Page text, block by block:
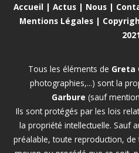
Accueil | Actus| Nous|
Mentions Légales |
2021
Tous les éléments de Greta
photographies,...) sont la
Garbure (sauf
Ils sont protégés par les lois
la propriété intellectuelle. Sauf
préalable, toute reproduction,